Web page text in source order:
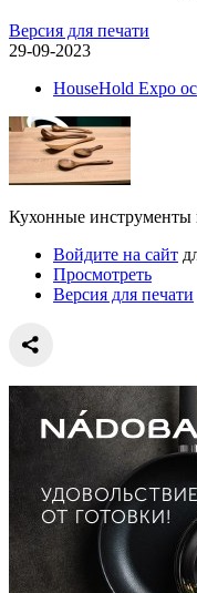
Версия для печати
29-09-2023
HouseHold Expo
Кухонные инструменты
Войдите на сайт
Просмотреть
Версия для печати